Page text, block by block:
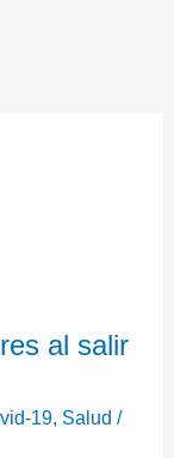
al salir
19, Salud /